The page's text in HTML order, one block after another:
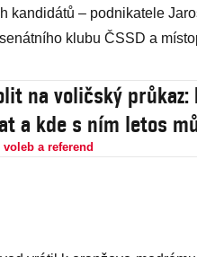
kandidátů – podnikatele
klubu ČSSD a
na voličský průkaz:
a kde s ním letos
a referend